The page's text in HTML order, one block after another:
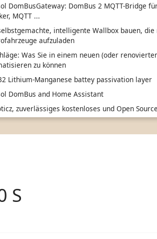
DomBusGateway: DomBus 2 MQTT-Bridge
MQTT ...
intelligente Wallbox bauen,
aufzuladen
Was Sie in einem neuen (oder
zu können
Lithium-Manganese battey passivation layer
DomBus and Home Assistant
zuverlässiges kostenloses und Open
S